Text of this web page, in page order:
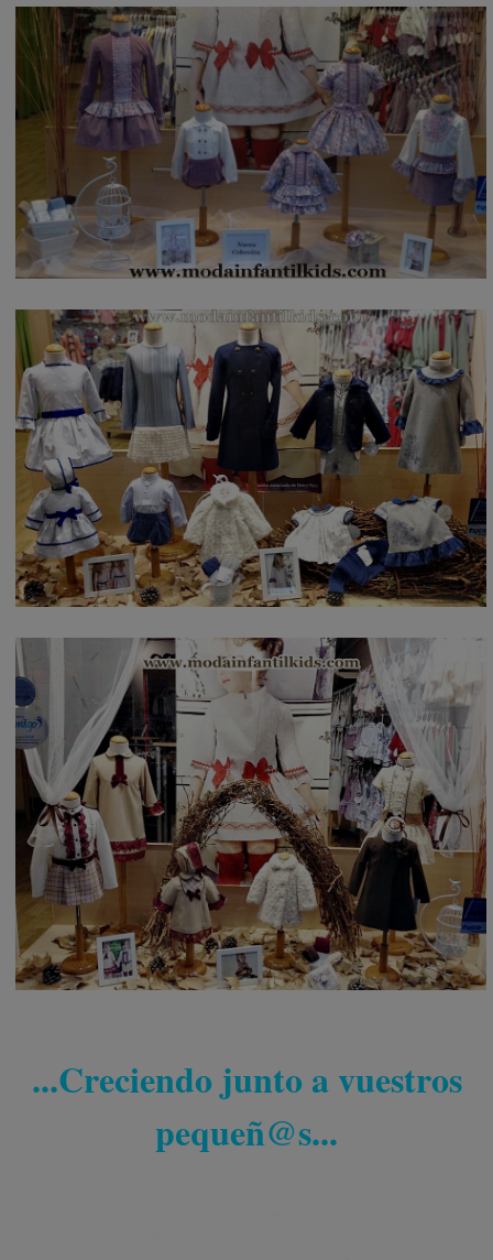
...Creciendo junto a vuestros
pequeñ@s...